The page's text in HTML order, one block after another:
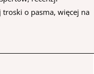
o pasma, więcej na